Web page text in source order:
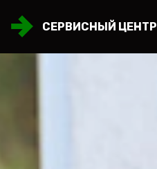
СЕРВИСНЫЙ ЦЕНТР